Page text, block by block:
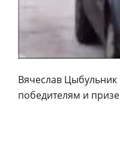
Вячеслав
победителям и